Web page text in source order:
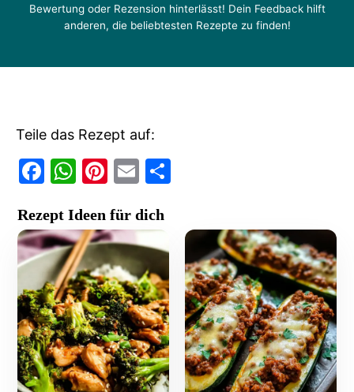
Bewertung oder Rezension hinterlässt! Dein Feedback hilft
anderen, die beliebtesten Rezepte zu finden!
Teile das Rezept auf:
F
c
e
b
o
o
k
W
at
s
A
p
p
Pi
er
e
st
E
ai
l
le
n
Rezept Ideen für dich